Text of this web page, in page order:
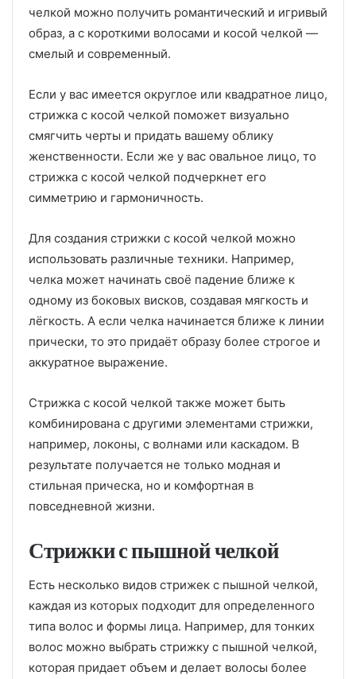
челкой можно получить романтический и игривый
образ, а с короткими волосами и косой челкой —
смелый и современный.
Если у вас имеется округлое или квадратное лицо,
стрижка с косой челкой поможет визуально
смягчить черты и придать вашему облику
женственности. Если же у вас овальное лицо, то
стрижка с косой челкой подчеркнет его
симметрию и гармоничность.
Для создания стрижки с косой челкой можно
использовать различные техники. Например,
челка может начинать своё падение ближе к
одному из боковых висков, создавая мягкость и
лёгкость. А если челка начинается ближе к линии
прически, то это придаёт образу более строгое и
аккуратное выражение.
Стрижка с косой челкой также может быть
комбинирована с другими элементами стрижки,
например, локоны, с волнами или каскадом. В
результате получается не только модная и
стильная прическа, но и комфортная в
повседневной жизни.
Стрижки с пышной челкой
Есть несколько видов стрижек с пышной челкой,
каждая из которых подходит для определенного
типа волос и формы лица. Например, для тонких
волос можно выбрать стрижку с пышной челкой,
которая придает объем и делает волосы более